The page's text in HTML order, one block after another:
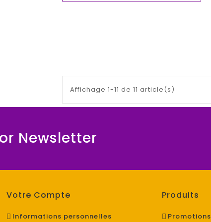
Affichage 1-11 de 11 article(s)
Newsletter
Votre Compte
Informations personnelles
Produits
Promotions